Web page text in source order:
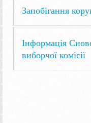
Запобігання
Інформація
виборчої комісії